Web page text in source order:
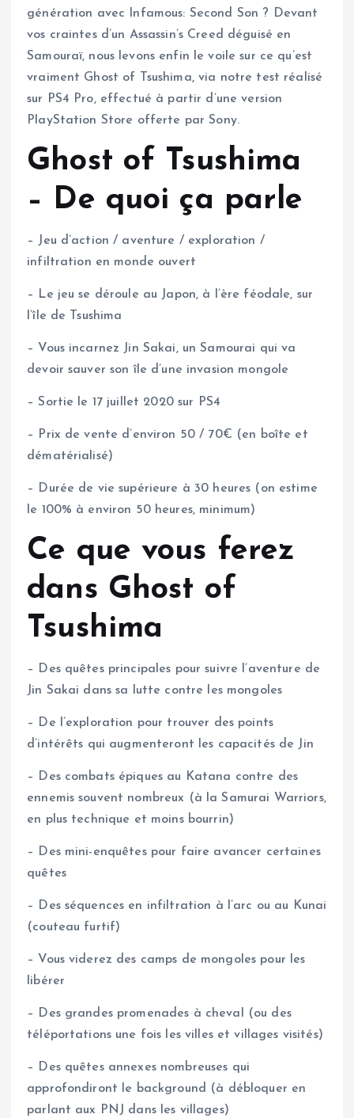
génération avec Infamous: Second Son ? Devant
vos craintes d’un Assassin’s Creed déguisé en
Samouraï, nous levons enfin le voile sur ce qu’est
vraiment Ghost of Tsushima, via notre test réalisé
sur PS4 Pro, effectué à partir d’une version
PlayStation Store offerte par Sony.
Ghost of Tsushima
– De quoi ça parle
– Jeu d’action / aventure / exploration /
infiltration en monde ouvert
– Le jeu se déroule au Japon, à l’ère féodale, sur
l’île de Tsushima
– Vous incarnez Jin Sakai, un Samourai qui va
devoir sauver son île d’une invasion mongole
– Sortie le 17 juillet 2020 sur PS4
– Prix de vente d’environ 50 / 70€ (en boîte et
dématérialisé)
– Durée de vie supérieure à 30 heures (on estime
le 100% à environ 50 heures, minimum)
Ce que vous ferez
dans Ghost of
Tsushima
– Des quêtes principales pour suivre l’aventure de
Jin Sakai dans sa lutte contre les mongoles
– De l’exploration pour trouver des points
d’intérêts qui augmenteront les capacités de Jin
– Des combats épiques au Katana contre des
ennemis souvent nombreux (à la Samurai Warriors,
en plus technique et moins bourrin)
– Des mini-enquêtes pour faire avancer certaines
quêtes
– Des séquences en infiltration à l’arc ou au Kunai
(couteau furtif)
– Vous viderez des camps de mongoles pour les
libérer
– Des grandes promenades à cheval (ou des
téléportations une fois les villes et villages visités)
– Des quêtes annexes nombreuses qui
approfondiront le background (à débloquer en
parlant aux PNJ dans les villages)